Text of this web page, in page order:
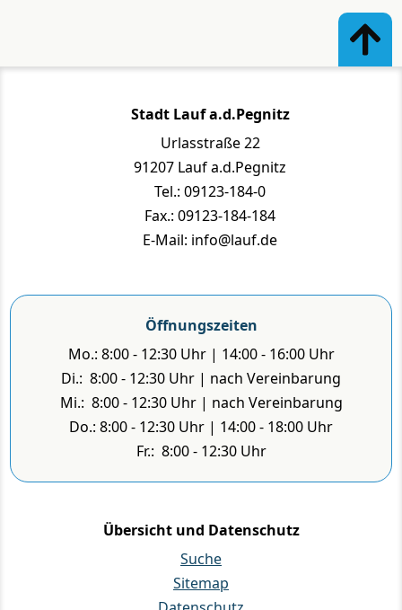
Stadt Lauf a.d.Pegnitz
Urlasstraße 22
91207 Lauf a.d.Pegnitz
Tel.: 09123-184-0
Fax.: 09123-184-184
E-Mail: info@lauf.de
Öffnungszeiten
Mo.: 8:00 - 12:30 Uhr | 14:00 - 16:00 Uhr
Di.: 8:00 - 12:30 Uhr | nach Vereinbarung
Mi.: 8:00 - 12:30 Uhr | nach Vereinbarung
Do.: 8:00 - 12:30 Uhr | 14:00 - 18:00 Uhr
Fr.: 8:00 - 12:30 Uhr
Übersicht und Datenschutz
Suche
Sitemap